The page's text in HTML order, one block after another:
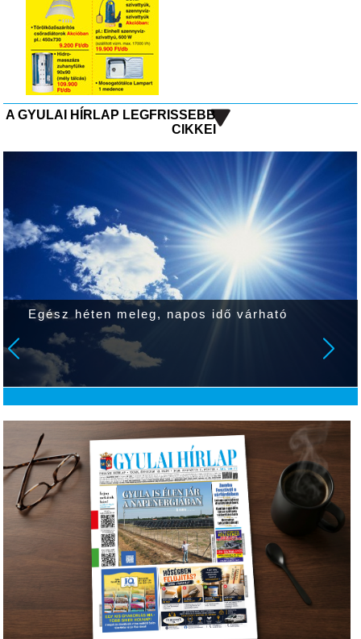
A GYULAI HÍRLAP LEGFRISSEBB
CIKKEI
Egész héten meleg, napos idő várható